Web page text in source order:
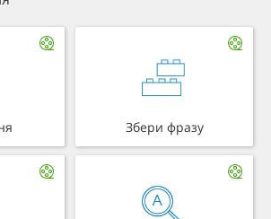
Збери фразу